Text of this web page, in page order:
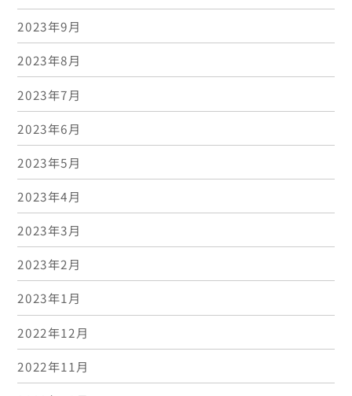
2023年9月
2023年8月
2023年7月
2023年6月
2023年5月
2023年4月
2023年3月
2023年2月
2023年1月
2022年12月
2022年11月